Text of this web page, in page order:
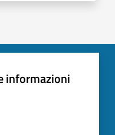
informazioni